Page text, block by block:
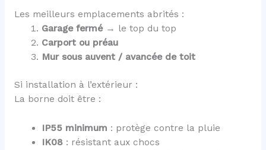
Les meilleurs emplacements abrités :
Garage fermé→ le top du top
Carport ou préau
Mur sous auvent / avancée de toit
Si installation à l’extérieur :
La borne doit être :
IP55 minimum : protège contre la pluie
IK08 : résistant aux chocs